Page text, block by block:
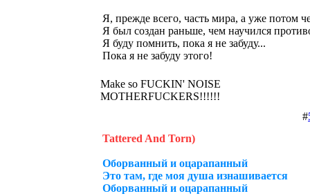
Я, прежде всего, часть мира, а уже потом
Я был создан раньше, чем научился
Я буду помнить, пока я не забуду...
Пока я не забуду этого!
Make so FUCKIN' NOISE
MOTHERFUCKERS!!!!!!
#
Tattered And Torn)
Оборванный и оцарапанный
Это там, где моя душа изнашивается
Оборванный и оцарапанный